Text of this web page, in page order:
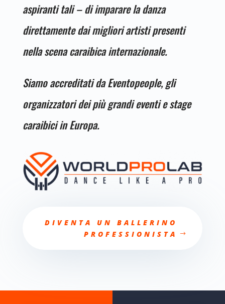
aspiranti tali – di imparare la danza
direttamente dai migliori artisti presenti
nella scena caraibica internazionale.
Siamo accreditati da Eventopeople, gli
organizzatori dei più grandi eventi e stage
caraibici in Europa.
DIVENTA UN BALLERINO
PROFESSIONISTA